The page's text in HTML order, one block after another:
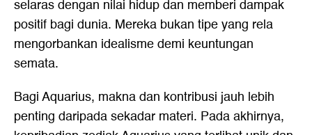
selaras dengan nilai hidup dan memberi dampak
positif bagi dunia. Mereka bukan tipe yang rela
mengorbankan idealisme demi keuntungan
semata.
Bagi Aquarius, makna dan kontribusi jauh lebih
penting daripada sekadar materi. Pada akhirnya,